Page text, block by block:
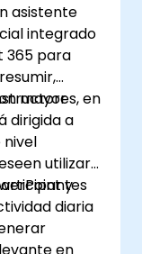
asistente
integrado
365 para
mayor
en
dirigida a
utilizar
y
diaria
en